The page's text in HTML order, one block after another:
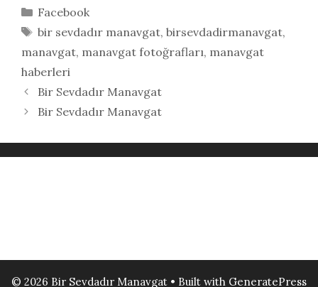
Kategoriler
Facebook
Etiketler
bir sevdadır manavgat, birsevdadirmanavgat,
manavgat, manavgat fotoğrafları, manavgat
haberleri
Bir Sevdadır Manavgat
Bir Sevdadır Manavgat
© 2026 Bir Sevdadır Manavgat • Built with GeneratePress